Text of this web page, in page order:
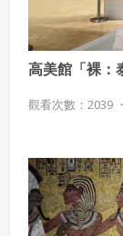
高美館「裸：
觀看次數：2039 ・